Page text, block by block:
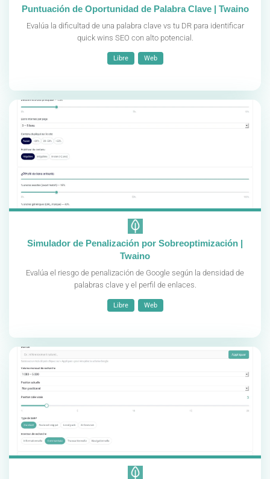
Puntuación de Oportunidad de Palabra Clave | Twaino
Evalúa la dificultad de una palabra clave vs tu DR para identificar
quick wins SEO con alto potencial.
Libre Web
Simulador de Penalización por Sobreoptimización |
Twaino
Evalúa el riesgo de penalización de Google según la densidad de
palabras clave y el perfil de enlaces.
Libre Web